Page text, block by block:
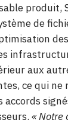
produit,
de
aux
ce qui
accords
« Notre